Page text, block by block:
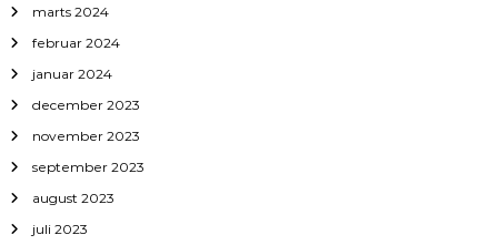
marts 2024
februar 2024
januar 2024
december 2023
november 2023
september 2023
august 2023
juli 2023